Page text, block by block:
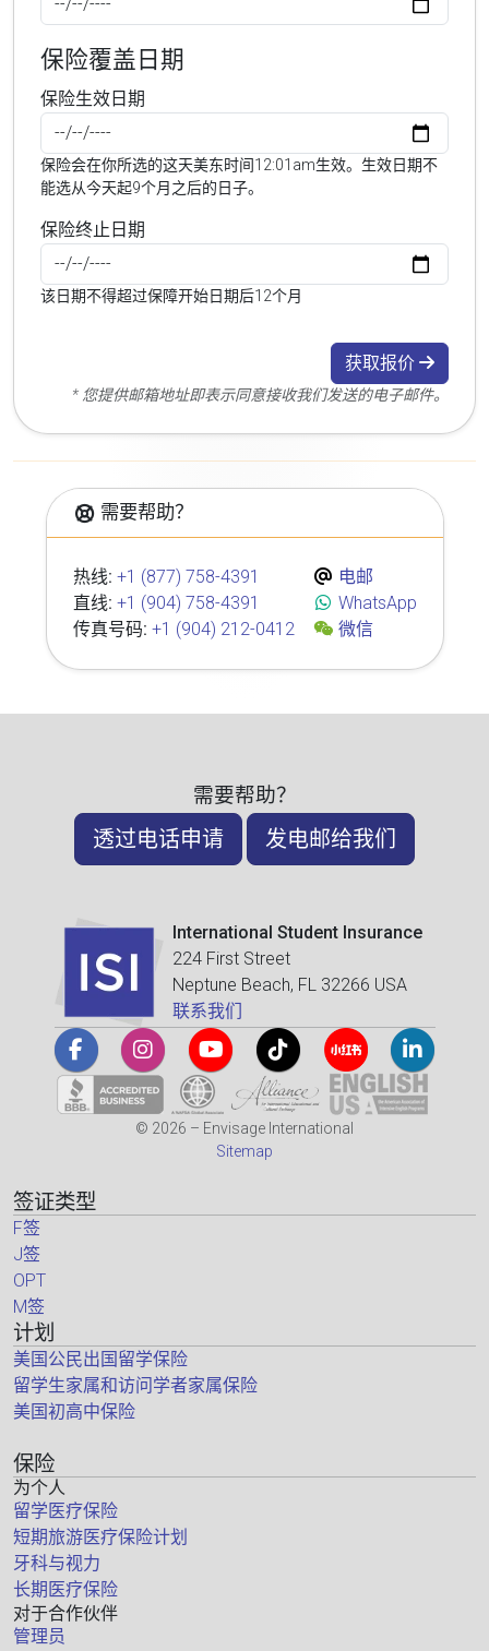
保险覆盖日期
保险生效日期
保险会在你所选的这天美东时间12:01am生效。生效日期不
能选从今天起9个月之后的日子。
保险终止日期
该日期不得超过保障开始日期后12个月
获取报价
* 您提供邮箱地址即表示同意接收我们发送的电子邮件。
需要帮助？
热线: +1 (877) 758-4391
直线: +1 (904) 758-4391
传真号码: +1 (904) 212-0412
电邮
WhatsApp
微信
需要帮助？
透过电话申请 发电邮给我们
International Student Insurance
224 First Street
Neptune Beach, FL 32266 USA
联系我们
© 2026 – Envisage International
Sitemap
签证类型
F签
J签
OPT
M签
计划
美国公民出国留学保险
留学生家属和访问学者家属保险
美国初高中保险
保险
为个人
留学医疗保险
短期旅游医疗保险计划
牙科与视力
长期医疗保险
对于合作伙伴
管理员